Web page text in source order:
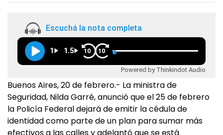
Escuchá la nota completa
1 1.5 10 10
Powered by Thinkindot Audio
Buenos Aires, 20 de febrero.- La ministra de
Seguridad, Nilda Garré, anunció que el 25 de febrero
la Policía Federal dejará de emitir la cédula de
identidad como parte de un plan para sumar más